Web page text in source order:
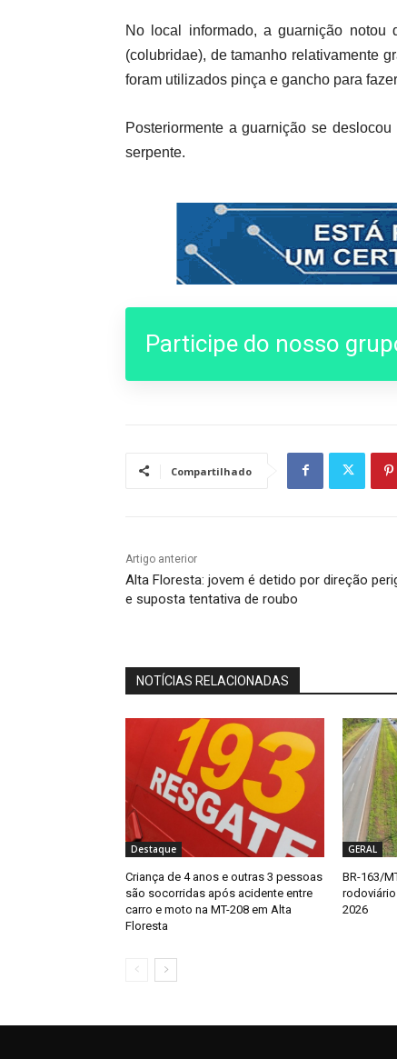
No local informado, a guarnição notou
(colubridae), de tamanho relativamente
foram utilizados pinça e gancho para
Posteriormente a guarnição se
serpente.
Participe do nosso
Compartilhado
Artigo anterior
Alta Floresta: jovem é detido por direção
e suposta tentativa de roubo
NOTÍCIAS RELACIONADAS
Destaque
Criança de 4 anos e outras 3 pessoas
são socorridas após acidente entre
carro e moto na MT-208 em Alta
Floresta
GERAL
BR-163/
2026